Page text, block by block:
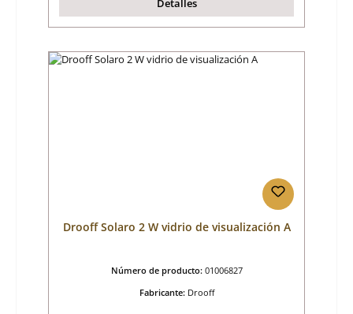
Detalles
Drooff Solaro 2 W vidrio de visualización A
Número de producto: 01006827
Fabricante: Drooff